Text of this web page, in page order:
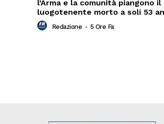
l’Arma e la comunità piangono il
luogotenente morto a soli 53
Redazione - 5 Ore Fa